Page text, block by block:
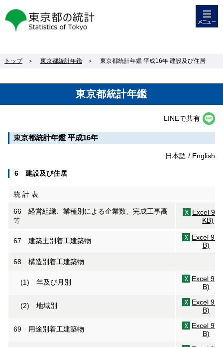
東京都の統計
トップ ＞ 東京都統計年鑑 ＞ 東京都統計年鑑 平成16年 建設及び住居
東京都統計年鑑
LINEで共有
東京都統計年鑑 平成16年
日本語 / English
6 建設及び住居
統 計 表
66 経営組織、業種別による企業数、完成工事高
等
Excel
KB)
67 建築主別着工建築物
Excel
B)
68 構造別着工建築物
(1) 年及び月別
Excel
B)
(2) 地域別
Excel
B)
69 用途別着工建築物
Excel
B)